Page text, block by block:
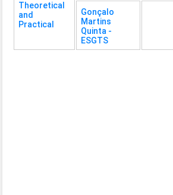
Theoretical
and
Practical
Gonçalo
Martins
Quinta -
ESGTS